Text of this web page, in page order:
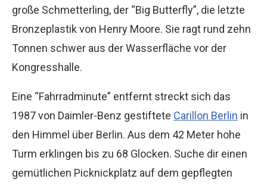
große Schmetterling, der “Big Butterfly”, die letzte
Bronzeplastik von Henry Moore. Sie ragt rund zehn
Tonnen schwer aus der Wasserfläche vor der
Kongresshalle.
Eine “Fahrradminute” entfernt streckt sich das
1987 von Daimler-Benz gestiftete Carillon Berlin in
den Himmel über Berlin. Aus dem 42 Meter hohe
Turm erklingen bis zu 68 Glocken. Suche dir einen
gemütlichen Picknickplatz auf dem gepflegten